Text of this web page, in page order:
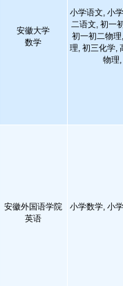
安徽大学
数学
小学语文, 小
二语文, 初一
初一初二物
理, 初三化学,
物理
安徽外国语学院
英语
小学数学, 小